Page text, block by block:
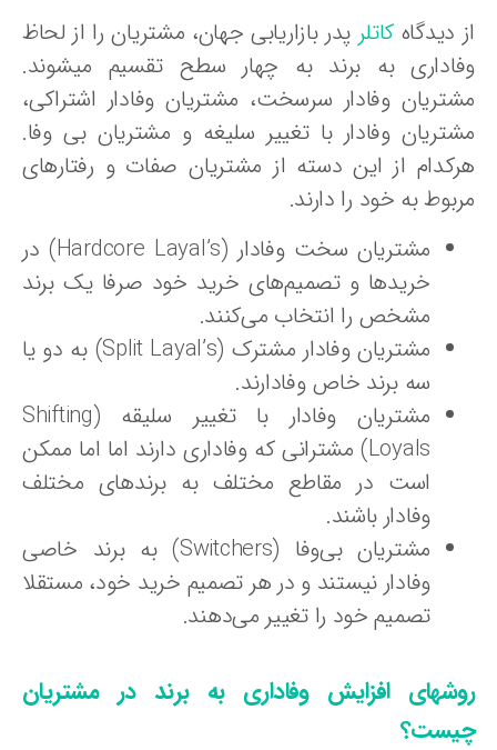
دیدگاهکاتلرپدر بازاریابی جهان، مشتریان را از لحاظ
به برند به چهار سطح تقسیم میشوند.
وفادار سرسخت، مشتریان وفادار اشتراکی،
وفادار با تغییر سلیغه و مشتریان بی وفا.
از این دسته از مشتریان صفات و رفتارهای
به خود را دارند.
مشتریان سخت وفادار (Hardcore Layal’s) در
خریدها و تصمیم‌های خرید خود صرفا یک برند
مشخص را انتخاب می‌کنند.
مشتریان وفادار مشترک (Split Layal’s) به دو یا
سه برند خاص وفادارند.
مشتریان وفادار با تغییر سلیقه (Shifting
Loyals) مشترانی که وفاداری دارند اما اما ممکن
است در مقاطع مختلف به برندهای مختلف
وفادار باشند.
مشتریان بی‌وفا (Switchers) به برند خاصی
وفادار نیستند و در هر تصمیم خرید خود، مستقلا
تصمیم خود را تغییر می‌دهند.
افزایش وفاداری به برند در مشتریان